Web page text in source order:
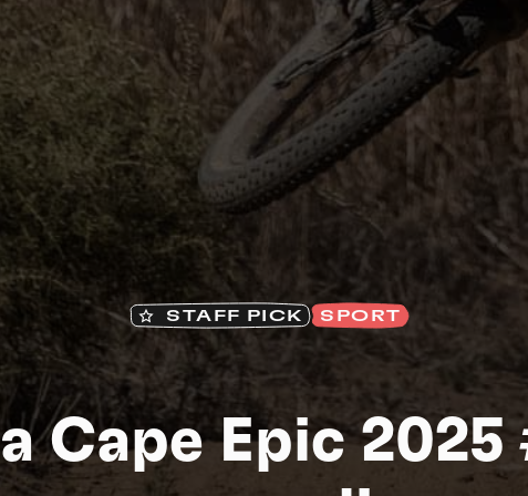
Cape Epic 2025
STAFF PICK SPORT